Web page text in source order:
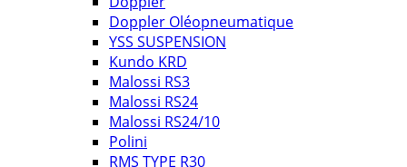
Doppler Oléopneumatique
YSS SUSPENSION
Kundo KRD
Malossi RS3
Malossi RS24
Malossi RS24/10
Polini
RMS TYPE R30